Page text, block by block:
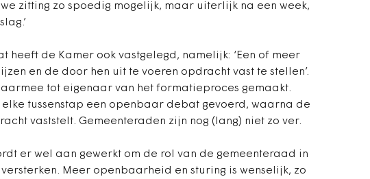
zitting zo spoedig mogelijk, maar uiterlijk na een week,
heeft de Kamer ook vastgelegd, namelijk: ‘Een of meer
en de door hen uit te voeren opdracht vast te stellen’.
tot eigenaar van het formatieproces gemaakt.
elke tussenstap een openbaar debat gevoerd, waarna de
vaststelt. Gemeenteraden zijn nog (lang) niet zo ver.
er wel aan gewerkt om de rol van de gemeenteraad in
Meer openbaarheid en sturing is wenselijk, zo